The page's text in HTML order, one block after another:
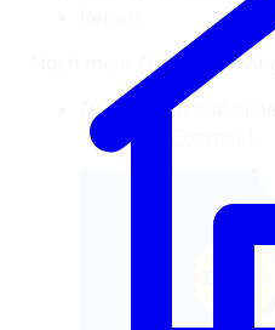
Noch mehr Discounter
Dann schau mal in
Aldi Nord Prospekt